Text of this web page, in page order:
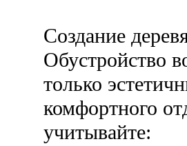
Создание
Обустройство
только
комфортного
учитывайте: